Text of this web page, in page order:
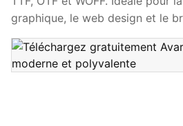
graphique, le web design et le